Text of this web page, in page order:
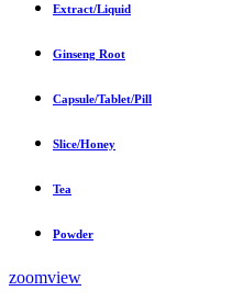
Extract/Liquid
Ginseng Root
Capsule/Tablet/Pill
Slice/Honey
Tea
Powder
zoomview